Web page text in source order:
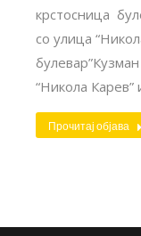
крстосница
со улица
“Никола Карев”
Прочитај објава